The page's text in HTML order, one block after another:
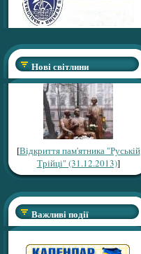
Нові світлини
[Відкриття пам'ятника "Руській
Трійці" (31.12.2013)]
Важливі події